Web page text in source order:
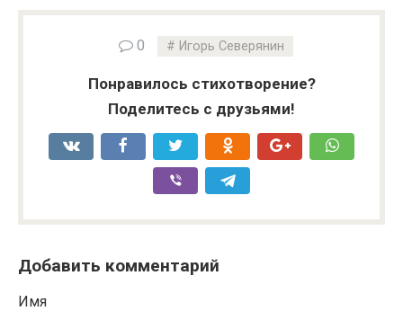
0 Игорь Северянин
Понравилось стихотворение?
Поделитесь с друзьями!
Добавить комментарий
Имя